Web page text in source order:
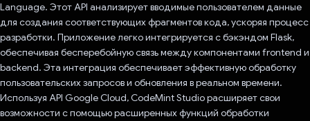
Language. Этот API анализирует вводимые пользователем данные
для создания соответствующих фрагментов кода, ускоряя процесс
разработки. Приложение легко интегрируется с бэкэндом Flask,
обеспечивая бесперебойную связь между компонентами frontend и
backend. Эта интеграция обеспечивает эффективную обработку
пользовательских запросов и обновления в реальном времени.
Используя API Google Cloud, CodeMint Studio расширяет свои
возможности с помощью расширенных функций обработки